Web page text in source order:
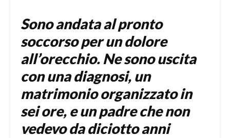
Sono andata al pronto
soccorso per un dolore
all’orecchio. Ne sono uscita
con una diagnosi, un
matrimonio organizzato in
sei ore, e un padre che non
vedevo da diciotto anni